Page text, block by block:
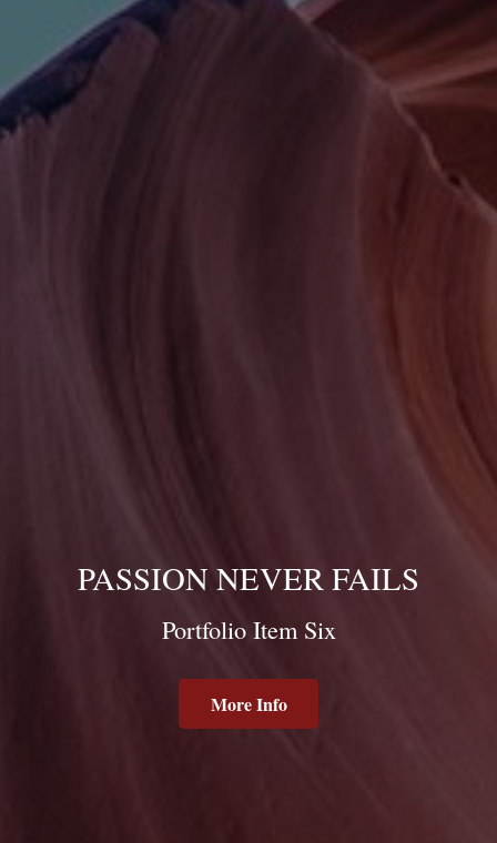
PASSION NEVER FAILS
Portfolio Item Six
More Info